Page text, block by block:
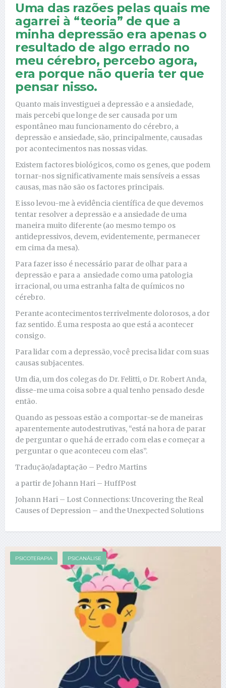
Uma das razões pelas quais me
agarrei à “teoria” de que a
minha depressão era apenas o
resultado de algo errado no
meu cérebro, percebo agora,
era porque não queria ter que
pensar nisso.
Quanto mais investiguei a depressão e a ansiedade,
mais percebi que longe de ser causada por um
espontâneo mau funcionamento do cérebro, a
depressão e ansiedade, são, principalmente, causadas
por acontecimentos nas nossas vidas.
Existem factores biológicos, como os genes, que podem
tornar-nos significativamente mais sensíveis a essas
causas, mas não são os factores principais.
E isso levou-me à evidência científica de que devemos
tentar resolver a depressão e a ansiedade de uma
maneira muito diferente (ao mesmo tempo os
antidepressivos, devem, evidentemente, permanecer
em cima da mesa).
Para fazer isso é necessário parar de olhar para a
depressão e para a ansiedade como uma patologia
irracional, ou uma estranha falta de químicos no
cérebro.
Perante acontecimentos terrivelmente dolorosos, a dor
faz sentido. É uma resposta ao que está a acontecer
consigo.
Para lidar com a depressão, você precisa lidar com suas
causas subjacentes.
Um dia, um dos colegas do Dr. Felitti, o Dr. Robert Anda,
disse-me uma coisa sobre a qual tenho pensado desde
então.
Quando as pessoas estão a comportar-se de maneiras
aparentemente autodestrutivas, “está na hora de parar
de perguntar o que há de errado com elas e começar a
perguntar o que aconteceu com elas”.
Tradução/adaptação – Pedro Martins
a partir de Johann Hari – HuffPost
Johann Hari – Lost Connections: Uncovering the Real
Causes of Depression – and the Unexpected Solutions
PSICOTERAPIA PSICANÁLISE